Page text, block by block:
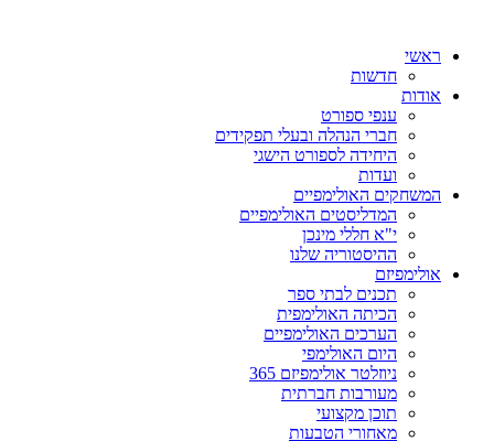
ראשי
חדשות
אודות
ענפי ספורט
חברי הנהלה ובעלי תפקידים
היחידה לספורט הישגי
ועדות
המשחקים האולימפיים
המדליסטים האולימפיים
י"א חללי מינכן
ההיסטוריה שלנו
אולימפיזם
תכנים לבתי ספר
הכיתה האולימפית
הערכים האולימפיים
היום האולימפי
ניוזלטר אולימפיזם 365
מעורבות חברתית
תוכן מקצועי
מאחורי הטבעות